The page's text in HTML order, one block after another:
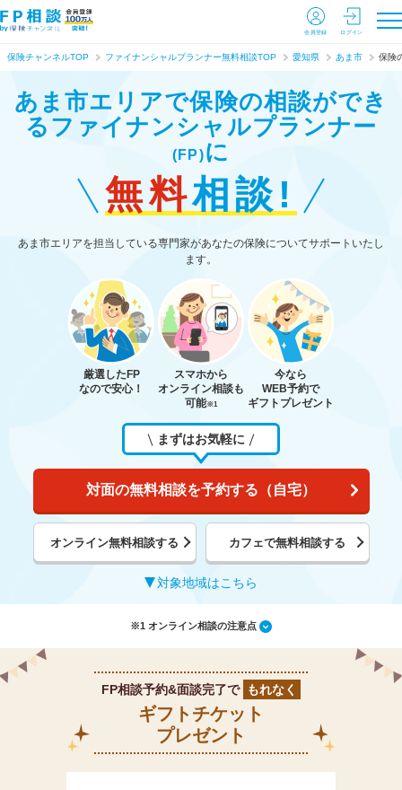
会員登録 ログイン
保険チャンネルTOP ファイナンシャルプランナー無料相談TOP 愛知県 あま市 保険
あま市エリアで保険の相談ができ
る ファイナンシャルプランナー
(FP)に
無料相談!
あま市エリアを担当している専門家があなたの保険についてサポートいたし
ます。
厳選したFP
なので安心！
スマホから
オンライン相談も
可能※1
今なら
WEB予約で
ギフトプレゼント
まずはお気軽に
対面の無料相談を予約する（自宅）
オンライン無料相談する カフェで無料相談する
対象地域はこちら
※1 オンライン相談の注意点
FP相談予約&面談完了で もれなく
ギフトチケット
プレゼント